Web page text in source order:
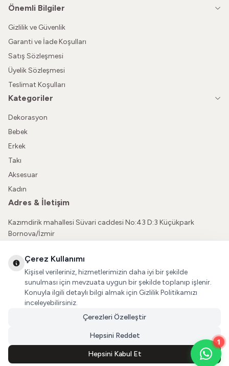
1
Önemli Bilgiler
Gizlilik ve Güvenlik
Garanti ve İade Koşulları
Satış Sözleşmesi
Üyelik Sözleşmesi
Teslimat Koşulları
Kategoriler
Dekorasyon
Bebek
Erkek
Takı
Aksesuar
Kadın
Adres & İletişim
Kazımdirik mahallesi Süvari caddesi No:43 D:3 Küçükpark
Bornova/İzmir
vatkaliguve@gmail.com
Sosyal Medya
İnstagram
Çerez Kullanımı
Kişisel verileriniz, hizmetlerimizin daha iyi bir şekilde
sunulması için mevzuata uygun bir şekilde toplanıp işlenir.
Konuyla ilgili detaylı bilgi almak için Gizlilik Politikamızı
inceleyebilirsiniz.
Çerezleri Özelleştir
Hepsini Reddet
Hepsini Kabul Et